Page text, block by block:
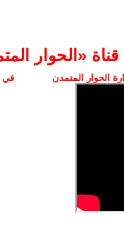
‫«الحوار
الحوار المتمدن في